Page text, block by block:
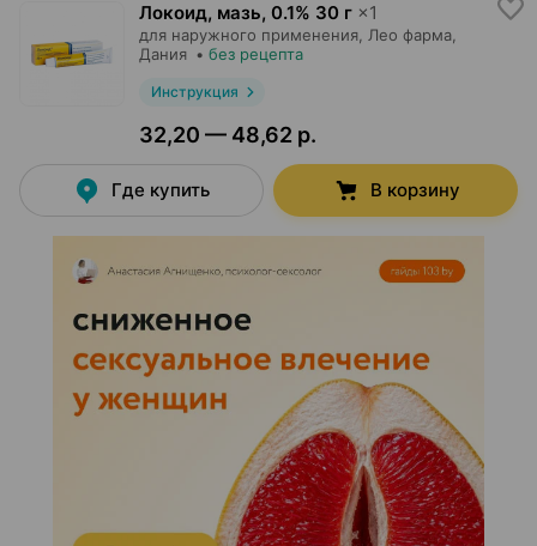
Локоид, мазь, 0.1% 30 г ×1
для наружного применения, Лео фарма
Дания • без рецепта
Инструкция
32,20 — 48,62 р.
Где купить В корзину